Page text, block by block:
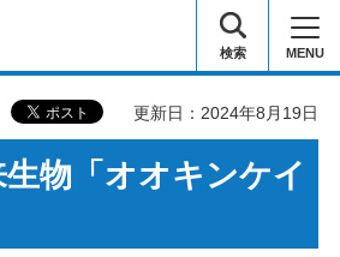
検索 MENU
更新日：2024年8月19日
物「オオキンケイ